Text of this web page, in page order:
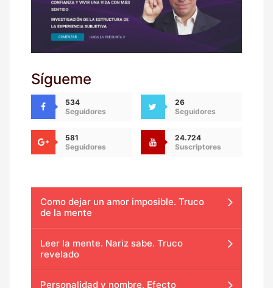
Sígueme
534
Seguidores
26
Seguidores
581
Seguidores
24.724
Suscriptores
Como dejar un amor imposible. Truco
de la mente
Leer la mente. Nariz sabe. Truco
revelado
Personalidad y nombre. Efecto